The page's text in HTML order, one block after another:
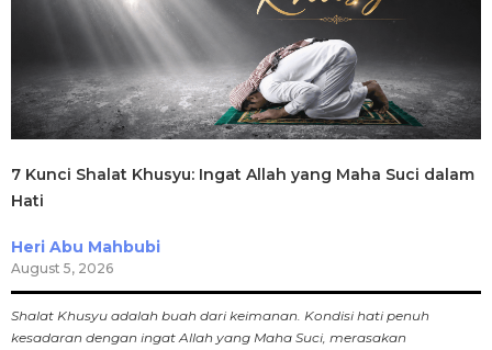
7 Kunci Shalat Khusyu: Ingat Allah yang Maha Suci dalam
Hati
Heri Abu Mahbubi
August 5, 2026
Shalat Khusyu adalah buah dari keimanan. Kondisi hati penuh
kesadaran dengan ingat Allah yang Maha Suci, merasakan